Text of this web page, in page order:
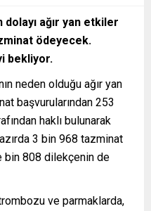
dolayı ağır yan etkiler
ödeyecek.
bekliyor.
neden olduğu ağır yan
başvurularından 253
haklı bulunarak
3 bin 968 tazminat
808 dilekçenin de
ve parmaklarda,